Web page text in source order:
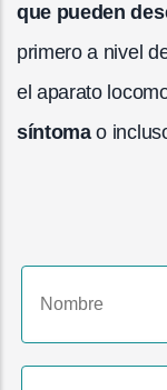
que pueden
primero a nivel
el aparato
síntomao